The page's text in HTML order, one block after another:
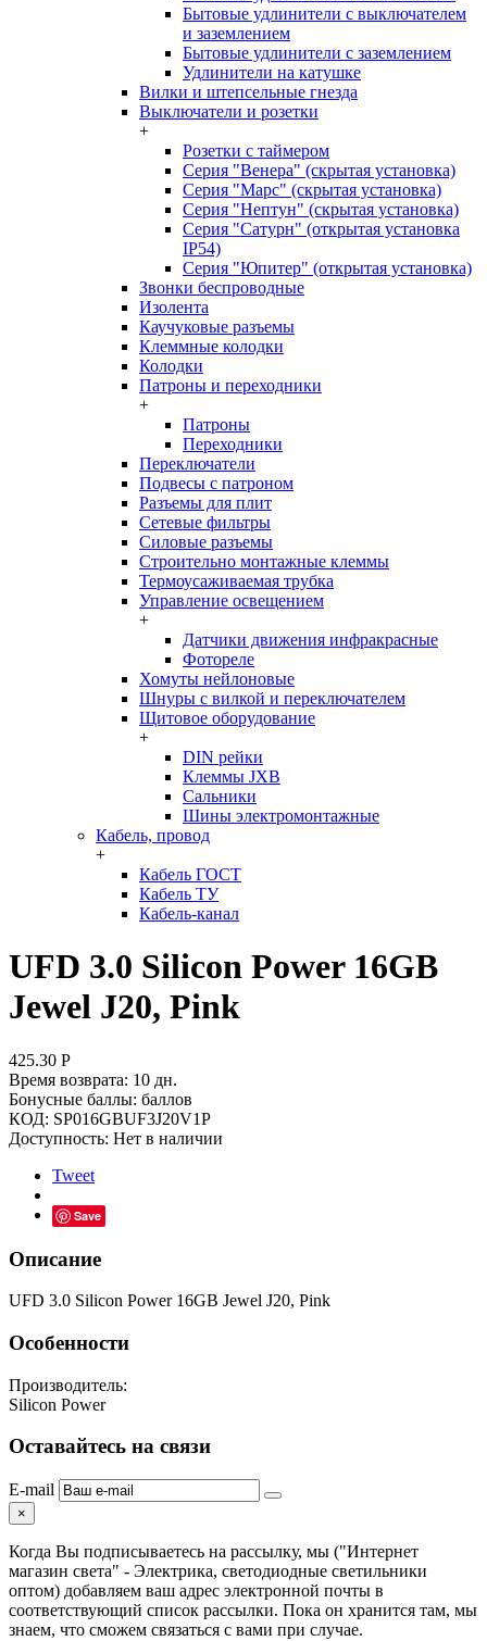
Бытовые удлинители с выключателем
и заземлением
Бытовые удлинители с заземлением
Удлинители на катушке
Вилки и штепсельные гнезда
Выключатели и розетки
+
Розетки с таймером
Серия "Венера" (скрытая установка)
Серия "Марс" (скрытая установка)
Серия "Нептун" (скрытая установка)
Серия "Сатурн" (открытая установка
IP54)
Серия "Юпитер" (открытая установка)
Звонки беспроводные
Изолента
Каучуковые разъемы
Клеммные колодки
Колодки
Патроны и переходники
+
Патроны
Переходники
Переключатели
Подвесы с патроном
Разъемы для плит
Сетевые фильтры
Силовые разъемы
Строительно монтажные клеммы
Термоусаживаемая трубка
Управление освещением
+
Датчики движения инфракрасные
Фотореле
Хомуты нейлоновые
Шнуры с вилкой и переключателем
Щитовое оборудование
+
DIN рейки
Клеммы JXB
Сальники
Шины электромонтажные
Кабель, провод
+
Кабель ГОСТ
Кабель ТУ
Кабель-канал
UFD 3.0 Silicon Power 16GB
Jewel J20, Pink
425.30 Р
Время возврата: 10 дн.
Бонусные баллы: баллов
КОД: SP016GBUF3J20V1P
Доступность: Нет в наличии
Tweet
Save
Описание
UFD 3.0 Silicon Power 16GB Jewel J20, Pink
Особенности
Производитель:
Silicon Power
Оставайтесь на связи
E-mail
×
Когда Вы подписываетесь на рассылку, мы ("Интернет
магазин света" - Электрика, светодиодные светильники
оптом) добавляем ваш адрес электронной почты в
соответствующий список рассылки. Пока он хранится там, мы
знаем, что сможем связаться с вами при случае.